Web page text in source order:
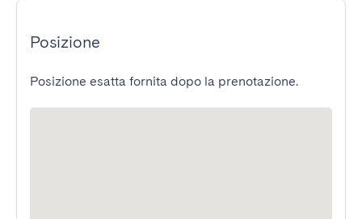
Posizione
Posizione esatta fornita dopo la prenotazione.